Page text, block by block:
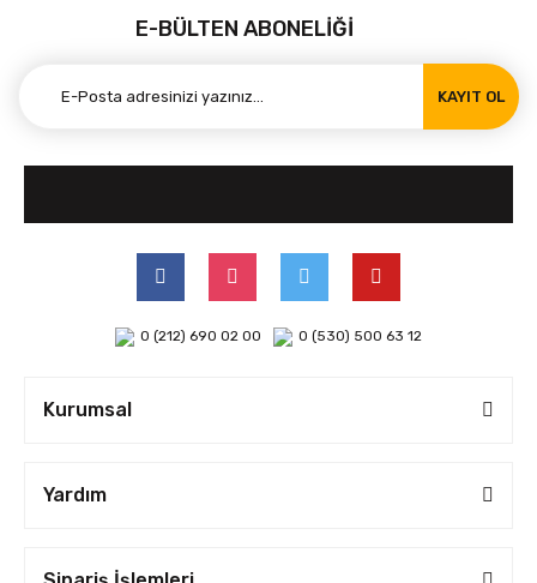
E-BÜLTEN ABONELİĞİ
KAYIT OL
0 (212) 690 02 00 0 (530) 500 63 12
Kurumsal
Yardım